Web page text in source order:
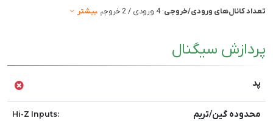
تعداد کانال‌های ورودی/خروجی: 4 ورودی / 2 خروجی بیشتر
پردازش سیگنال
پد
محدوده گین/تریم
Hi-Z Inputs: